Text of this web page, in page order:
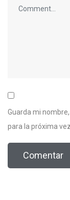
Guarda mi
para la próxima